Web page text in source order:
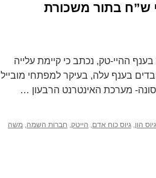
– טק מרקיע שחקים: 18 אלף ש”ח בתור משכורת
ההיי-טק, נכתב כי קיימת עלייה
שנת 2014. גם הביקוש לעובדים בענף עלה, בעיקר למפתחי מובייל
מערכת האינטרנט הרבעון …
גיוס הון, גיוס כוח אדם, הייטק, חברות השמה, משה